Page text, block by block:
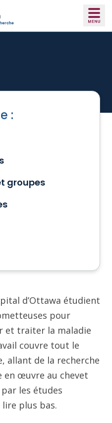
:
groupes
d’Ottawa étudient
pour
et traiter la maladie
couvre tout le
allant de la recherche
en œuvre au chevet
les études
plus bas.